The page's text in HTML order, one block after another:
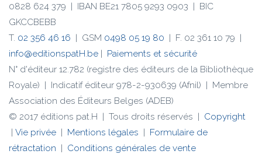
0828 624 379 | IBAN BE21 7805 9293 0903 | BIC
GKCCBEBB
T. 02 356 46 16 | GSM 0498 05 19 80 | F. 02 361 10 79 |
info@editionspatH.be | Paiements et sécurité
N° d'éditeur 12.782 (registre des éditeurs de la Bibliothèque
Royale) | Indicatif éditeur 978-2-930639 (Afnil) | Membre
Association des Éditeurs Belges (ADEB)
© 2017 éditions pat.H | Tous droits réservés | Copyright
| Vie privée | Mentions légales | Formulaire de
rétractation | Conditions générales de vente